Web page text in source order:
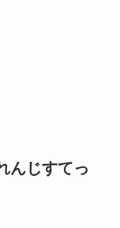
んじすてっ